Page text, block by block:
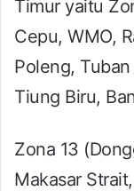
Timur yaitu
Cepu, WMO,
Poleng,
Tiung Biru,
Zona 13
Makasar